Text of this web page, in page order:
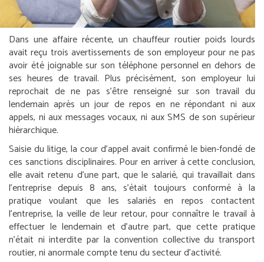
Dans une affaire récente, un chauffeur routier poids lourds
avait reçu trois avertissements de son employeur pour ne pas
avoir été joignable sur son téléphone personnel en dehors de
ses heures de travail. Plus précisément, son employeur lui
reprochait de ne pas s’être renseigné sur son travail du
lendemain après un jour de repos en ne répondant ni aux
appels, ni aux messages vocaux, ni aux SMS de son supérieur
hiérarchique.
Saisie du litige, la cour d’appel avait confirmé le bien-fondé de
ces sanctions disciplinaires. Pour en arriver à cette conclusion,
elle avait retenu d’une part, que le salarié, qui travaillait dans
l’entreprise depuis 8 ans, s’était toujours conformé à la
pratique voulant que les salariés en repos contactent
l’entreprise, la veille de leur retour, pour connaître le travail à
effectuer le lendemain et d’autre part, que cette pratique
n’était ni interdite par la convention collective du transport
routier, ni anormale compte tenu du secteur d’activité.